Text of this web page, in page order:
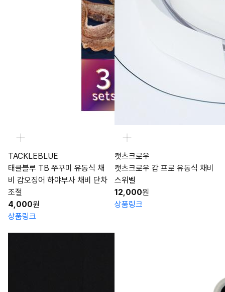
TACKLEBLUE
태클블루 TB 쭈꾸미 유동식 채
비 갑오징어 하야부사 채비 단차
조절
4,000원
상품링크
캣츠크로우
캣츠크로우 갑 프로 유동식 채비
스위벨
12,000원
상품링크